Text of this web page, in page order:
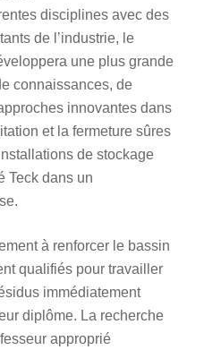
disciplines avec des
de l’industrie, le
une plus grande
connaissances, de
innovantes dans
et la fermeture sûres
de stockage
Teck dans un
à renforcer le bassin
qualifiés pour travailler
immédiatement
diplôme. La recherche
approprié